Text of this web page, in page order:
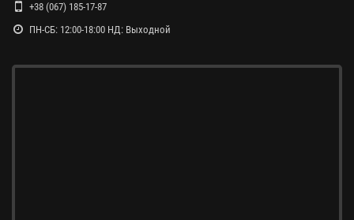
+38 (067) 185-17-87
ПН-СБ: 12:00-18:00 НД: Выходной